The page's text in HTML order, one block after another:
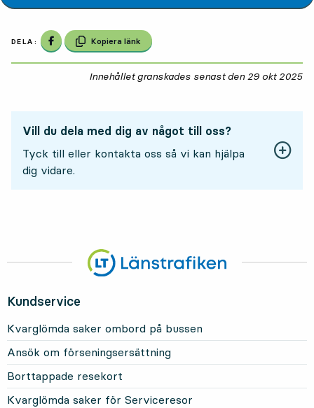
DELA: Dela på Facebook
Kopiera länk
Innehållet granskades senast den 29 okt 2025
Vill du dela med dig av något till oss?
Tyck till eller kontakta oss så vi kan hjälpa
dig vidare.
Kundservice
Kvarglömda saker ombord på bussen
Ansök om förseningsersättning
Borttappade resekort
Kvarglömda saker för Serviceresor